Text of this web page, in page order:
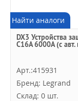
Найти аналоги
DX3 Устройства
C16A 6000А (с
Арт.:415931
Бренд: Legrand
Склад: 0 шт.